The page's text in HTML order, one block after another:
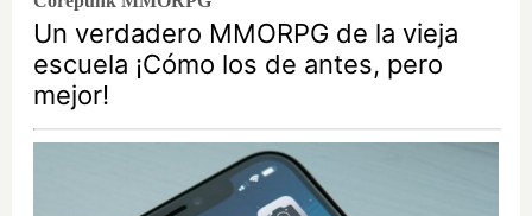
Un verdadero MMORPG de la vieja
escuela ¡Cómo los de antes, pero
mejor!